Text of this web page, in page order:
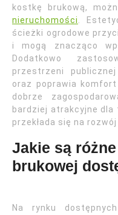
kostkę brukową,
nieruchomości
.
ścieżki ogrodowe
i mogą znacząco
Dodatkowo
przestrzeni
oraz poprawia
dobrze
bardziej atrakcyjne
przekłada się na
Jakie są
brukowej
Na rynku